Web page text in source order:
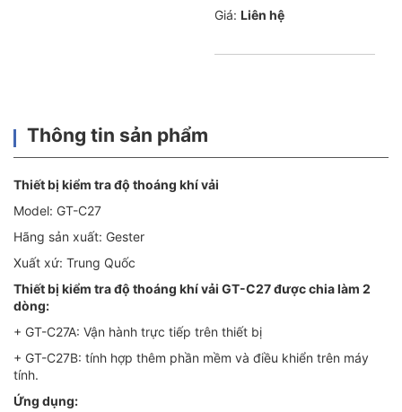
Giá: Liên hệ
Thông tin sản phẩm
Thiết bị kiểm tra độ thoáng khí vải
Model: GT-C27
Hãng sản xuất: Gester
Xuất xứ: Trung Quốc
Thiết bị kiểm tra độ thoáng khí vải GT-C27 được chia làm 2
dòng:
+ GT-C27A: Vận hành trực tiếp trên thiết bị
+ GT-C27B: tính hợp thêm phần mềm và điều khiển trên máy
tính.
Ứng dụng: